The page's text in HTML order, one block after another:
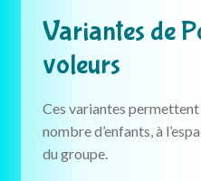
Variantes de
voleurs
Ces variantes permettent
nombre d’enfants, à
du groupe.